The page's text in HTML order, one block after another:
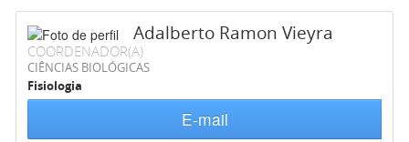
Adalberto Ramon Vieyra
COORDENADOR(A)
CIÊNCIAS BIOLÓGICAS
Fisiologia
E-mail